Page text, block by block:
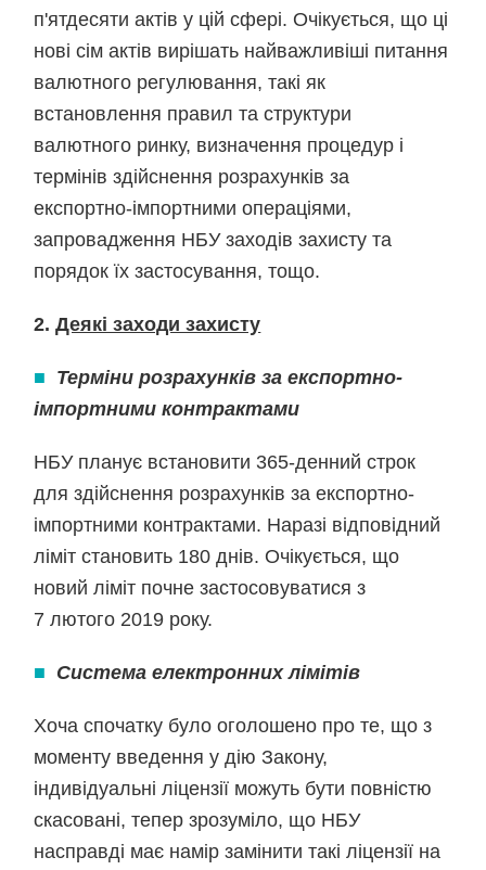
п'ятдесяти актів у цій сфері. Очікується, що ці
нові сім актів вирішать найважливіші питання
валютного регулювання, такі як
встановлення правил та структури
валютного ринку, визначення процедур і
термінів здійснення розрахунків за
експортно-імпортними операціями,
запровадження НБУ заходів захисту та
порядок їх застосування, тощо.
2.Деякі заходи захисту
■ Терміни розрахунків за експортно-
імпортними контрактами
НБУ планує встановити 365-денний строк
для здійснення розрахунків за експортно-
імпортними контрактами. Наразі відповідний
ліміт становить 180 днів. Очікується, що
новий ліміт почне застосовуватися з
7 лютого 2019 року.
■ Система електронних лімітів
Хоча спочатку було оголошено про те, що з
моменту введення у дію Закону,
індивідуальні ліцензії можуть бути повністю
скасовані, тепер зрозуміло, що НБУ
насправді має намір замінити такі ліцензії на